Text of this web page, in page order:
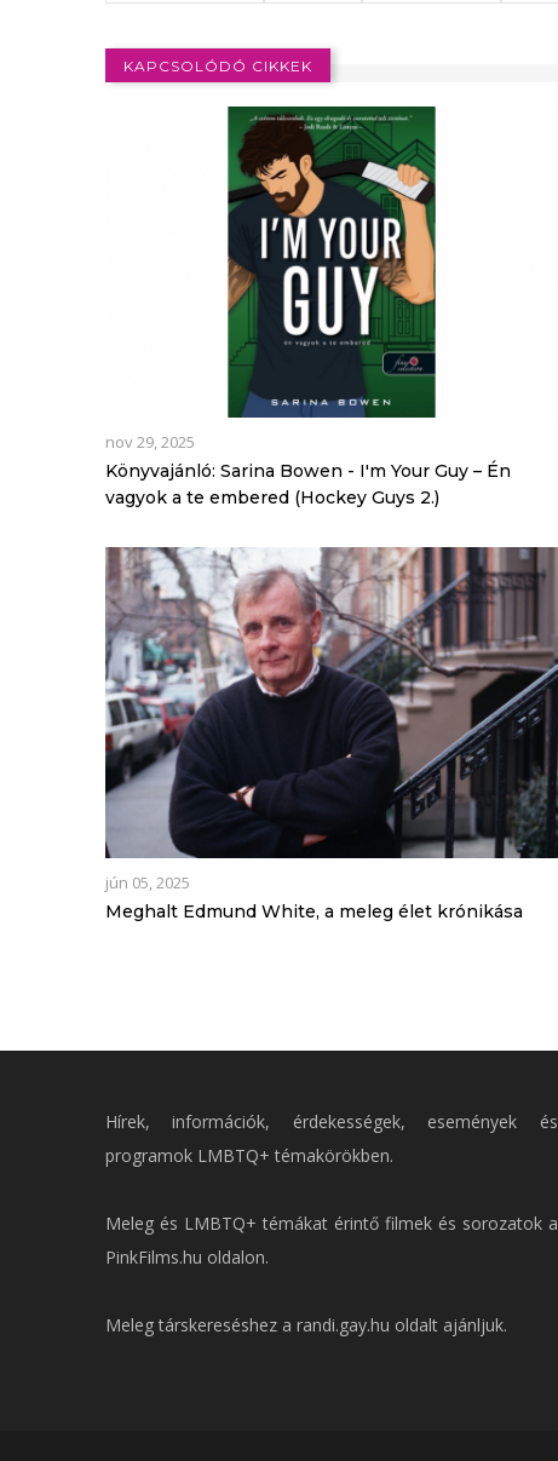
KAPCSOLÓDÓ CIKKEK
nov 29, 2025
Könyvajánló: Sarina Bowen - I'm ​Your Guy – Én
vagyok a te embered (Hockey Guys 2.)
jún 05, 2025
Meghalt Edmund White, a meleg élet krónikása
Hírek, információk, érdekességek, események és
programok LMBTQ+ témakörökben.
Meleg és LMBTQ+ témákat érintő filmek és sorozatok a
PinkFilms.hu oldalon.
Meleg társkereséshez a randi.gay.hu oldalt ajánljuk.